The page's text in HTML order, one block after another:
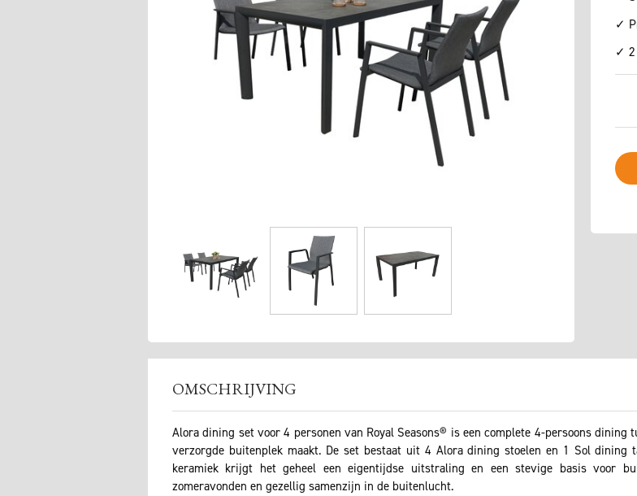
✓
✓ 2
OMSCHRIJVING
Alora dining set voor 4 personen van Royal Seasons® is een complete 4-persoons
verzorgde buitenplek maakt. De set bestaat uit 4 Alora dining stoelen en 1 Sol dining
keramiek krijgt het geheel een eigentijdse uitstraling en een stevige basis voor
zomeravonden en gezellig samenzijn in de buitenlucht.